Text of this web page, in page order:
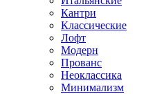
Кантри
Классические
Лофт
Модерн
Прованс
Неоклассика
Минимализм